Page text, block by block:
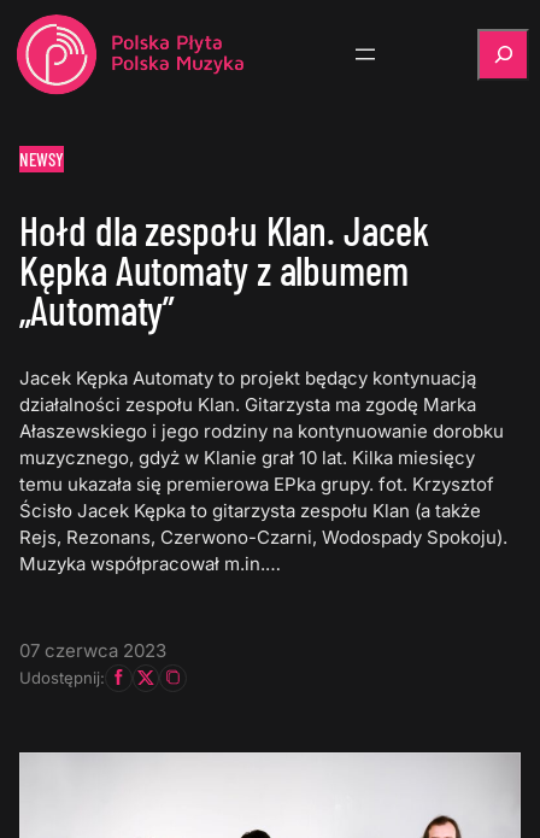
NEWSY
Hołd dla zespołu Klan. Jacek
Kępka Automaty z albumem
„Automaty”
Jacek Kępka Automaty to projekt będący kontynuacją
działalności zespołu Klan. Gitarzysta ma zgodę Marka
Ałaszewskiego i jego rodziny na kontynuowanie dorobku
muzycznego, gdyż w Klanie grał 10 lat. Kilka miesięcy
temu ukazała się premierowa EPka grupy. fot. Krzysztof
Ścisło Jacek Kępka to gitarzysta zespołu Klan (a także
Rejs, Rezonans, Czerwono-Czarni, Wodospady Spokoju).
Muzyka współpracował m.in.…
07 czerwca 2023
Udostępnij: